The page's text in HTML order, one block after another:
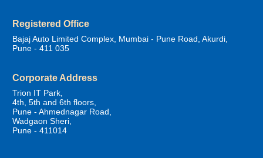
Registered Office
Bajaj Auto Limited Complex, Mumbai - Pune Road, Akurdi,
Pune - 411 035
Corporate Address
Trion IT Park,
4th, 5th and 6th floors,
Pune - Ahmednagar Road,
Wadgaon Sheri,
Pune - 411014